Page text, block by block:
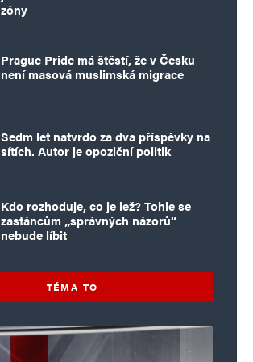
zóny
Prague Pride má štěstí, že v Česku
není masová muslimská migrace
Sedm let natvrdo za dva příspěvky na
sítích. Autor je opoziční politik
Kdo rozhoduje, co je lež? Tohle se
zastáncům „správných názorů“
nebude líbit
TÉMA TO